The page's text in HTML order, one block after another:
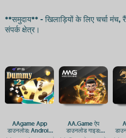
**समुदाय** - खिलाड़ियों के लिए चर्चा मंच,
संपर्क क्षेत्र।
AAgame App
डाउनलोड: Android
AA.Game ऐप
डाउनलोड गाइड: